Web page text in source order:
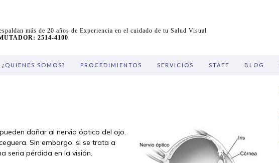
más de 20 años de Experiencia en el cuidado de tu Salud Visual
2514-4100
¿QUIENES SOMOS? PROCEDIMIENTOS SERVICIOS STAFF BLOG
dañar al nervio óptico del ojo.
Sin embargo, si se trata a
seria pérdida en la visión.